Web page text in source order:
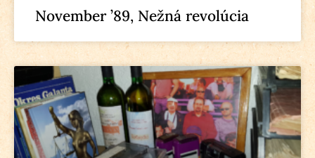
November ’89, Nežná revolúcia